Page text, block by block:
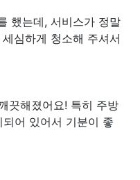
했는데, 서비스가 정말
심하게 청소해 주셔서
끗해졌어요! 특히 주방
어 있어서 기분이 좋